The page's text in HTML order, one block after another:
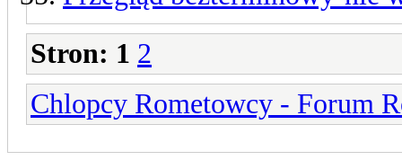
Stron: 1 2
Chlopcy Rometowcy - Forum